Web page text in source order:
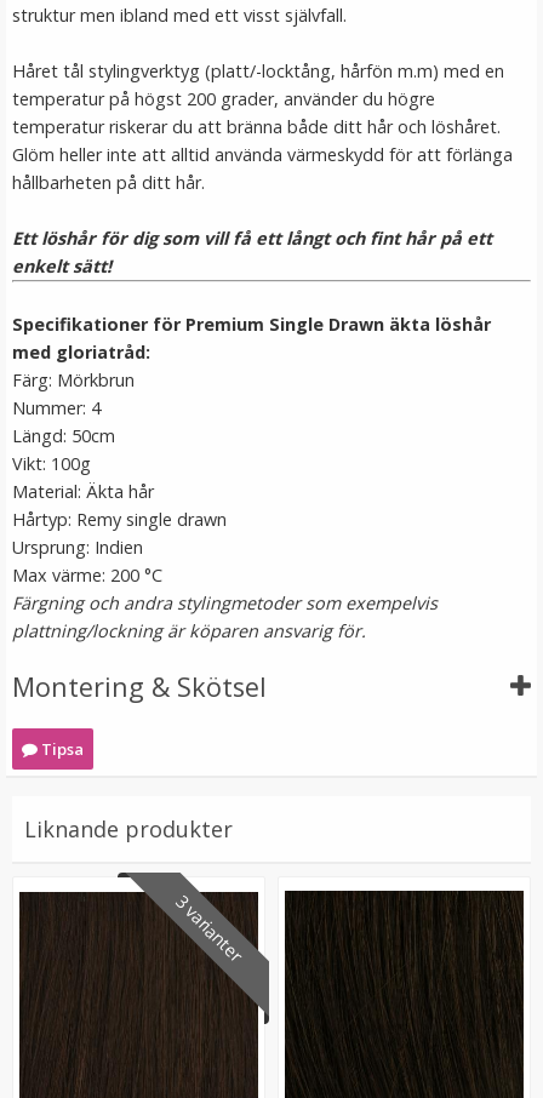
Syntetiskt löshår Gloriatråd rakt - Mörkbrun #4A
VÄLJ
Mizzy Tangler brush - Zebramönster lila
LÄGG I VARUKORG
struktur men ibland med ett visst självfall.
Håret tål stylingverktyg (platt/-locktång, hårfön m.m) med en
temperatur på högst 200 grader, använder du högre
temperatur riskerar du att bränna både ditt hår och löshåret.
Glöm heller inte att alltid använda värmeskydd för att förlänga
hållbarheten på ditt hår.
Ett löshår för dig som vill få ett långt och fint hår på ett
enkelt sätt!
Specifikationer för Premium Single Drawn äkta löshår
med gloriatråd:
Färg: Mörkbrun
Nummer: 4
Längd: 50cm
Vikt: 100g
Material: Äkta hår
Hårtyp: Remy single drawn
Ursprung: Indien
Max värme: 200 °C
Färgning och andra stylingmetoder som exempelvis
plattning/lockning är köparen ansvarig för.
Montering & Skötsel
Tipsa
Liknande produkter
3 varianter